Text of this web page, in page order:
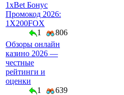
1xBet Бонус
Промокод 2026:
1X200FOX
1
806
Обзоры онлайн
казино 2026 —
честные
рейтинги и
оценки
1
639